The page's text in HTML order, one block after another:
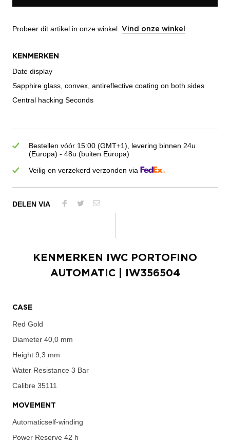
Probeer dit artikel in onze winkel. Vind onze winkel
KENMERKEN
Date display
Sapphire glass, convex, antireflective coating on both sides
Central hacking Seconds
Bestellen vóór 15:00 (GMT+1), levering binnen 24u
(Europa) - 48u (buiten Europa)
Veilig en verzekerd verzonden via
DELEN VIA
KENMERKEN
IWC PORTOFINO
AUTOMATIC| IW356504
CASE
Red Gold
Diameter 40,0 mm
Height 9,3 mm
Water Resistance 3 Bar
Calibre 35111
MOVEMENT
Automaticself-winding
Power Reserve 42 h